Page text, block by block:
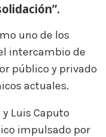
uno de los
intercambio de
público y privado
actuales.
Luis Caputo
impulsado por